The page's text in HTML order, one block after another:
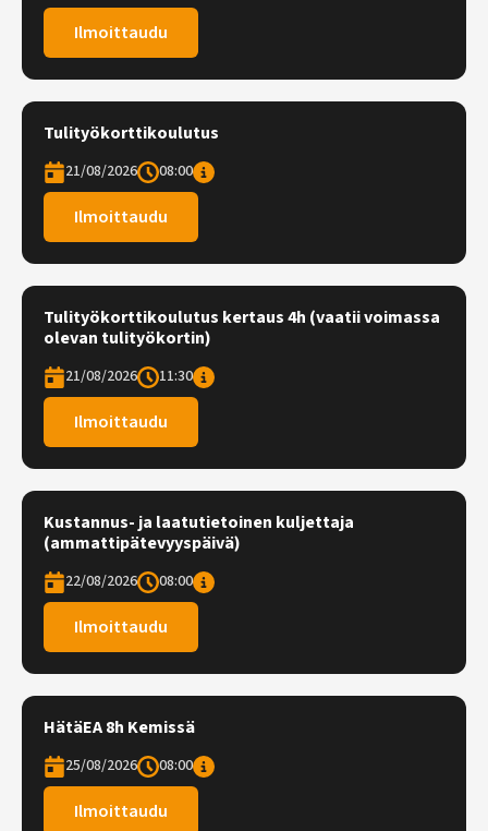
Ilmoittaudu
Tulityökorttikoulutus
21/08/2026 08:00
Ilmoittaudu
Tulityökorttikoulutus kertaus 4h (vaatii voimassa
olevan tulityökortin)
21/08/2026 11:30
Ilmoittaudu
Kustannus- ja laatutietoinen kuljettaja
(ammattipätevyyspäivä)
22/08/2026 08:00
Ilmoittaudu
HätäEA 8h Kemissä
25/08/2026 08:00
Ilmoittaudu